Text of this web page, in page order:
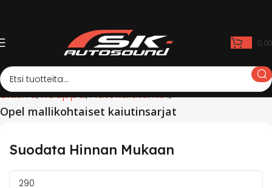
Etusivu Kauppa Autokaiuttimet
Opel mallikohtaiset kaiutinsarjat
Suodata Hinnan Mukaan